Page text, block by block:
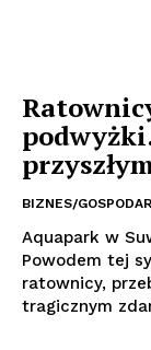
BIZNES/
Aquapark w
Powodem tej
ratownicy,
tragicznym